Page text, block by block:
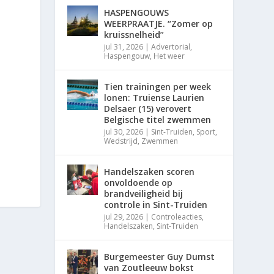
HASPENGOUWS
WEERPRAATJE. “Zomer op
kruissnelheid”
jul 31, 2026 |Advertorial,
Haspengouw, Het weer
Tien trainingen per week
lonen: Truiense Laurien
Delsaer (15) verovert
Belgische titel zwemmen
jul 30, 2026 | Sint-Truiden, Sport,
Wedstrijd, Zwemmen
Handelszaken scoren
onvoldoende op
brandveiligheid bij
controle in Sint-Truiden
jul 29, 2026 | Controleacties,
Handelszaken, Sint-Truiden
Burgemeester Guy Dumst
van Zoutleeuw bokst